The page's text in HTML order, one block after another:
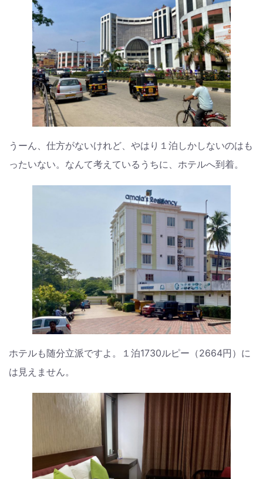
うーん、仕方がないけれど、やはり１泊しかしないのはも
ったいない。なんて考えているうちに、ホテルへ到着。
ホテルも随分立派ですよ。１泊1730ルピー（2664円）に
は見えません。